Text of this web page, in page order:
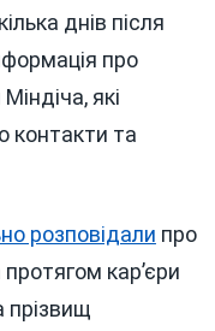
днів після
про
які
контакти та
розповідали про
кар’єри
прізвищ